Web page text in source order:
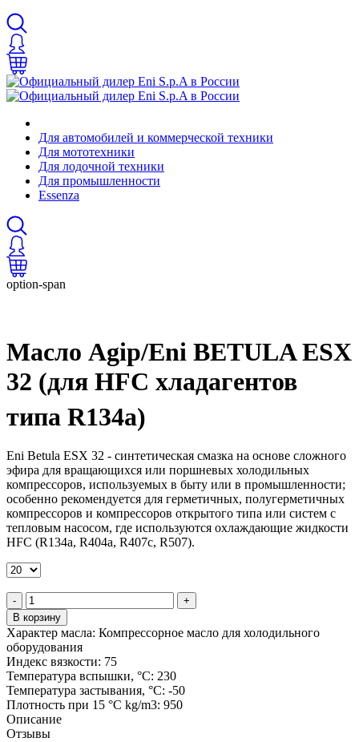
Для автомобилей и коммерческой техники
Для мототехники
Для лодочной техники
Для промышленности
Essenza
option-span
Масло Agip/Eni BETULA ESX
32 (для HFC хладагентов
типа R134a)
Eni Betula ESX 32 - синтетическая смазка на основе сложного
эфира для вращающихся или поршневых холодильных
компрессоров, используемых в быту или в промышленности;
особенно рекомендуется для герметичных, полугерметичных
компрессоров и компрессоров открытого типа или систем с
тепловым насосом, где используются охлаждающие жидкости
HFC (R134a, R404a, R407c, R507).
-
+
В корзину
Характер масла: Компрессорное масло для холодильного
оборудования
Индекс вязкости: 75
Температура вспышки, °C: 230
Температура застывания, °C: -50
Плотность при 15 °C kg/m3: 950
Описание
Отзывы